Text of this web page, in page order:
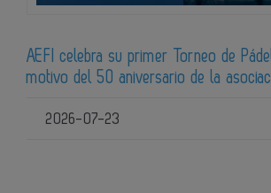
AEFI celebra su primer Torneo de
motivo del 50 aniversario de la
2026-07-23